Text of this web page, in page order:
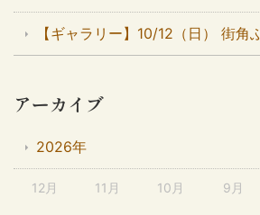
【ギャラリー】10/12（日） 街角
アーカイブ
2026年
12月 11月 10月 9月